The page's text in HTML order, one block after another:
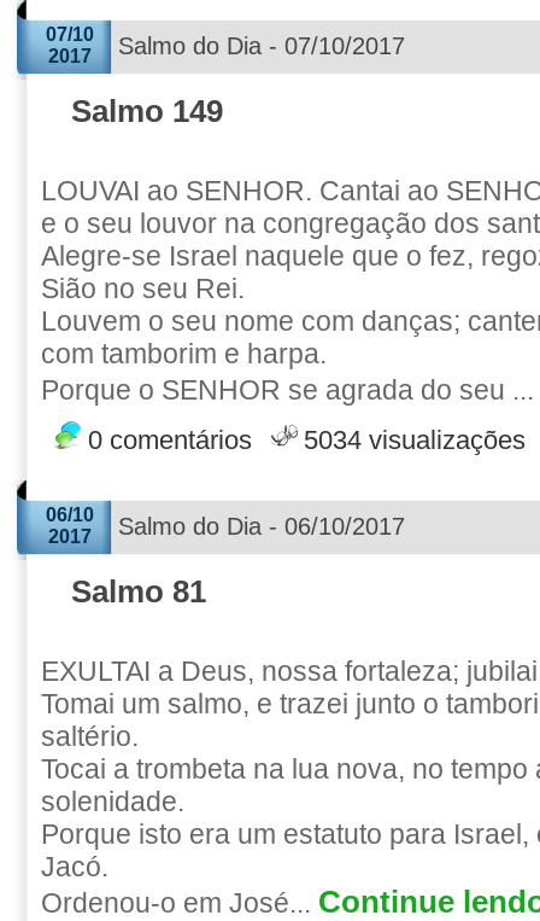
07/10
2017
Salmo do Dia - 07/10/2017
Salmo 149
LOUVAI ao SENHOR. Cantai ao
e o seu louvor na congregação dos
Alegre-se Israel naquele que o fez,
Sião no seu Rei.
Louvem o seu nome com danças;
com tamborim e harpa.
Porque o SENHOR se agrada do seu ...
0 comentários 5034 visualizações
06/10
2017
Salmo do Dia - 06/10/2017
Salmo 81
EXULTAI a Deus, nossa fortaleza;
Tomai um salmo, e trazei junto o
saltério.
Tocai a trombeta na lua nova, no
solenidade.
Porque isto era um estatuto para
Jacó.
Ordenou-o em José... Continue